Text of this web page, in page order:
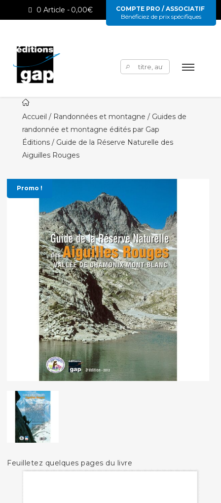
0 Article 0,00€
COMPTE PRO / ASSOCIATIF
Bénéficiez de prix spécifiques
Rechercher :
Accueil / Randonnées et montagne / Guides de
randonnée et montagne édités par Gap
Éditions/ Guide de la Réserve Naturelle des
Aiguilles Rouges
Promo !
Feuilletez quelques pages du livre